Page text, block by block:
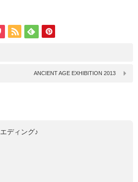
ANCIENT AGE EXHIBITION 2013
ディング♪